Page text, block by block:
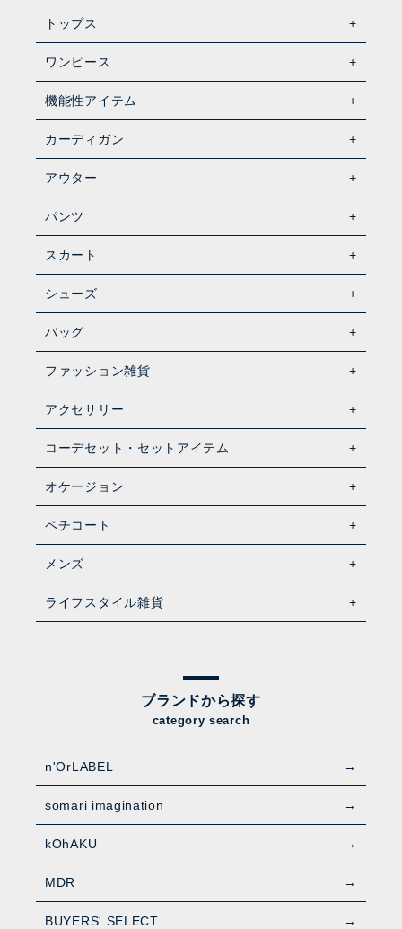
トップス
ワンピース
機能性アイテム
カーディガン
アウター
パンツ
スカート
シューズ
バッグ
ファッション雑貨
アクセサリー
コーデセット・セットアイテム
オケージョン
ペチコート
メンズ
ライフスタイル雑貨
ブランドから探す
category search
n'OrLABEL
somari imagination
kOhAKU
MDR
BUYERS' SELECT